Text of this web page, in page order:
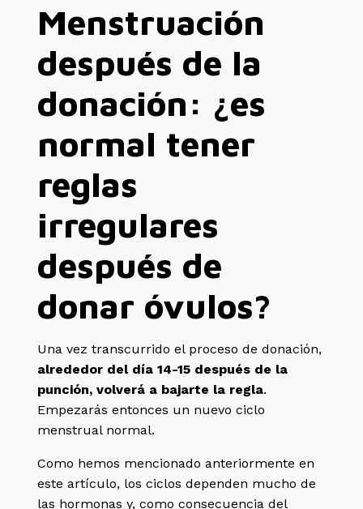
Menstruación
después de la
donación: ¿es
normal tener
reglas
irregulares
después de
donar óvulos?
Una vez transcurrido el proceso de donación,
alrededor del día 14-15 después de la
punción, volverá a bajarte la regla.
Empezarás entonces un nuevo ciclo
menstrual normal.
Como hemos mencionado anteriormente en
este artículo, los ciclos dependen mucho de
las hormonas y, como consecuencia del